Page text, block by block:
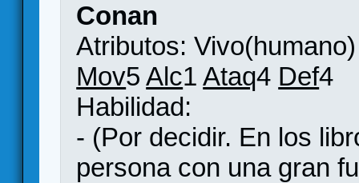
Conan
Atributos: Vivo(humano)
Mov5Alc1Ataq4 Def4
Habilidad:
- (Por decidir. En los
persona con una gran